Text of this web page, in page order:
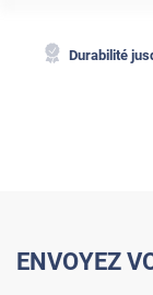
Durabilité
ENVOYEZ